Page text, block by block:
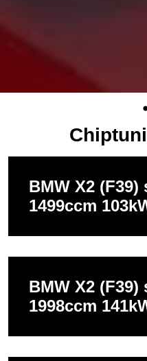
BMW X2 (F39)
1499ccm
BMW X2 (F39)
1998ccm